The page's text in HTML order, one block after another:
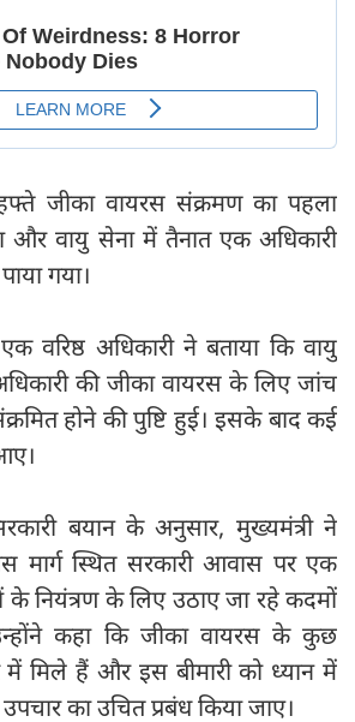
जीका वायरस संक्रमण का पहला
और वायु सेना में तैनात एक अधिकारी
गया।
वरिष्ठ अधिकारी ने बताया कि वायु
की जीका वायरस के लिए जांच
होने की पुष्टि हुई। इसके बाद कई
बयान के अनुसार, मुख्‍यमंत्री ने
मार्ग स्थित सरकारी आवास पर एक
के नियंत्रण के लिए उठाए जा रहे कदमों
कहा कि जीका वायरस के कुछ
मिले हैं और इस बीमारी को ध्‍यान में
का उचित प्रबंध किया जाए।